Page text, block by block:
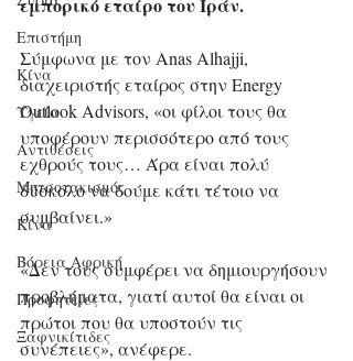
Επιστήμη
Kίνα
Υγεία
Aντιθέσεις
Μητσοτακισμός
Κίνα
Βόρεια Αφρική
Προφητείες
Ξαφνικίτιδες
Σύμφωνα με τον Anas Alhajji,
διαχειριστής εταίρος στην Energy
Outlook Advisors, «οι φίλοι τους θα
υποφέρουν περισσότερο από τους
εχθρούς τους… Άρα είναι πολύ
δύσκολο να δούμε κάτι τέτοιο να
συμβαίνει.»
«Δεν τους συμφέρει να δημιουργήσουν
προβλήματα, γιατί αυτοί θα είναι οι
πρώτοι που θα υποστούν τις
συνέπειες», ανέφερε.